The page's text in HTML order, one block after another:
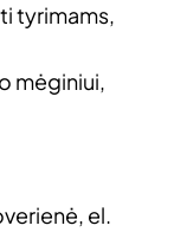
tyrimams,
mėginiui,
, el.